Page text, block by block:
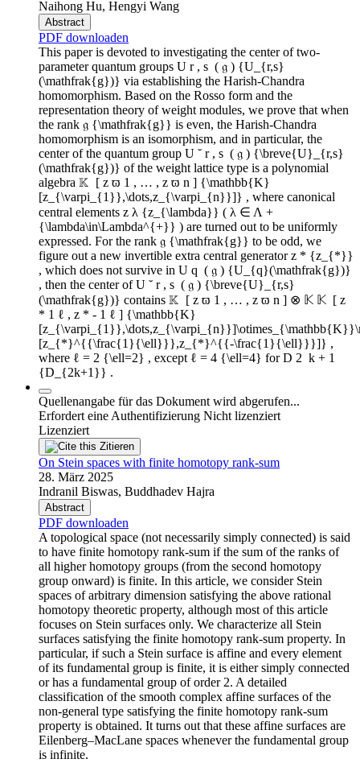
Naihong Hu, Hengyi Wang
Abstract
PDF downloaden
This paper is devoted to investigating the center of two-
parameter quantum groups U r , s ⁢ ( 𝔤 ) {U_{r,s}
(\mathfrak{g})} via establishing the Harish-Chandra
homomorphism. Based on the Rosso form and the
representation theory of weight modules, we prove that when
the rank 𝔤 {\mathfrak{g}} is even, the Harish-Chandra
homomorphism is an isomorphism, and in particular, the
center of the quantum group U ˘ r , s ⁢ ( 𝔤 ) {\breve{U}_{r,s}
(\mathfrak{g})} of the weight lattice type is a polynomial
algebra 𝕂 ⁢ [ z ϖ 1 , … , z ϖ n ] {\mathbb{K}
[z_{\varpi_{1}},\dots,z_{\varpi_{n}}]} , where canonical
central elements z λ {z_{\lambda}} ( λ ∈ Λ +
{\lambda\in\Lambda^{+}} ) are turned out to be uniformly
expressed. For the rank 𝔤 {\mathfrak{g}} to be odd, we
figure out a new invertible extra central generator z * {z_{*}}
, which does not survive in U q ⁢ ( 𝔤 ) {U_{q}(\mathfrak{g})}
, then the center of U ˘ r , s ⁢ ( 𝔤 ) {\breve{U}_{r,s}
(\mathfrak{g})} contains 𝕂 ⁢ [ z ϖ 1 , … , z ϖ n ] ⊗ 𝕂 𝕂 ⁢ [ z
* 1 ℓ , z * - 1 ℓ ] {\mathbb{K}
[z_{*}^{{\frac{1}{\ell}}},z_{*}^{{-\frac{1}{\ell}}}]} ,
where ℓ = 2 {\ell=2} , except ℓ = 4 {\ell=4} for D 2 ⁢ k + 1
{D_{2k+1}} .
Quellenangabe für das Dokument wird abgerufen...
Erfordert eine Authentifizierung Nicht lizenziert
Lizenziert
Zitieren
On Stein spaces with finite homotopy rank-sum
28. März 2025
Indranil Biswas, Buddhadev Hajra
Abstract
PDF downloaden
A topological space (not necessarily simply connected) is said
to have finite homotopy rank-sum if the sum of the ranks of
all higher homotopy groups (from the second homotopy
group onward) is finite. In this article, we consider Stein
spaces of arbitrary dimension satisfying the above rational
homotopy theoretic property, although most of this article
focuses on Stein surfaces only. We characterize all Stein
surfaces satisfying the finite homotopy rank-sum property. In
particular, if such a Stein surface is affine and every element
of its fundamental group is finite, it is either simply connected
or has a fundamental group of order 2. A detailed
classification of the smooth complex affine surfaces of the
non-general type satisfying the finite homotopy rank-sum
property is obtained. It turns out that these affine surfaces are
Eilenberg–MacLane spaces whenever the fundamental group
is infinite.